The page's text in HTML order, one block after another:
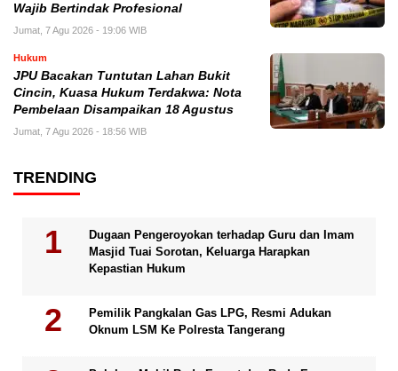
Wajib Bertindak Profesional
Jumat, 7 Agu 2026 - 19:06 WIB
Hukum
JPU Bacakan Tuntutan Lahan Bukit
Cincin, Kuasa Hukum Terdakwa: Nota
Pembelaan Disampaikan 18 Agustus
Jumat, 7 Agu 2026 - 18:56 WIB
TRENDING
Dugaan Pengeroyokan terhadap Guru dan Imam
Masjid Tuai Sorotan, Keluarga Harapkan
Kepastian Hukum
Pemilik Pangkalan Gas LPG, Resmi Adukan
Oknum LSM Ke Polresta Tangerang